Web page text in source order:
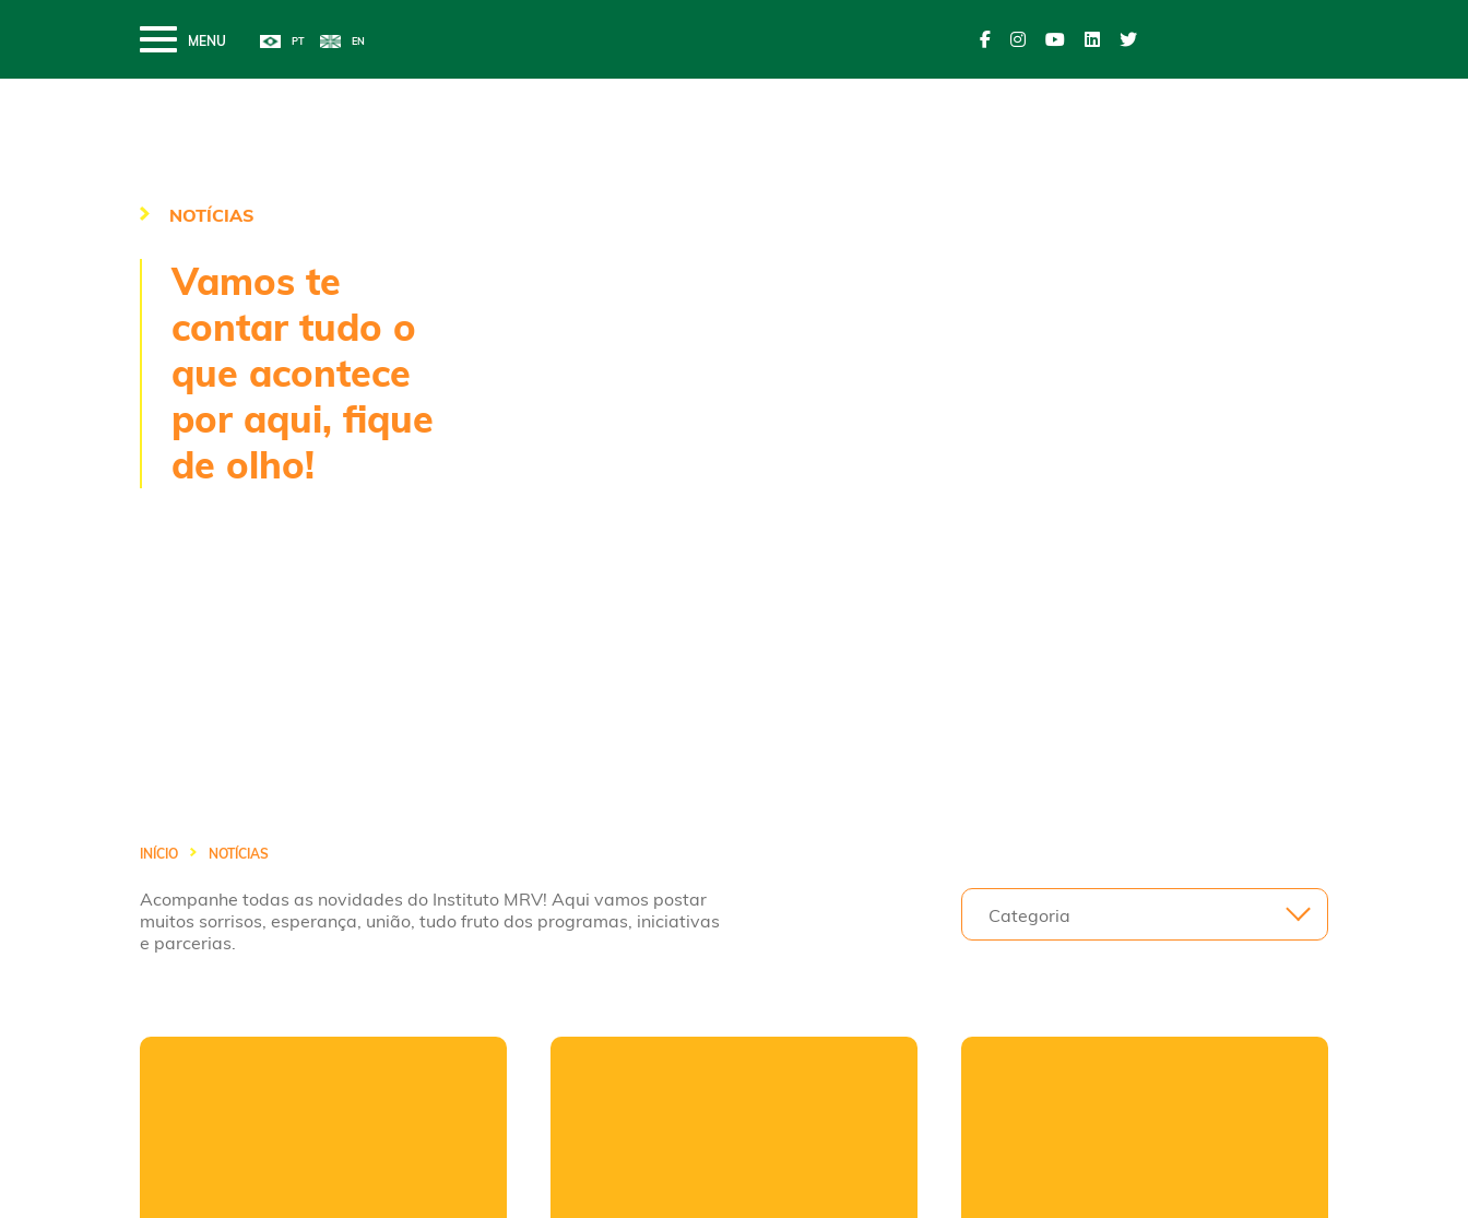
MENU
NOTÍCIAS
Vamos te
contar tudo o
que acontece
por aqui, fique
de olho!
INÍCIO NOTÍCIAS
Acompanhe todas as novidades do Instituto MRV! Aqui vamos postar
muitos sorrisos, esperança, união, tudo fruto dos programas, iniciativas
e parcerias.
Categoria